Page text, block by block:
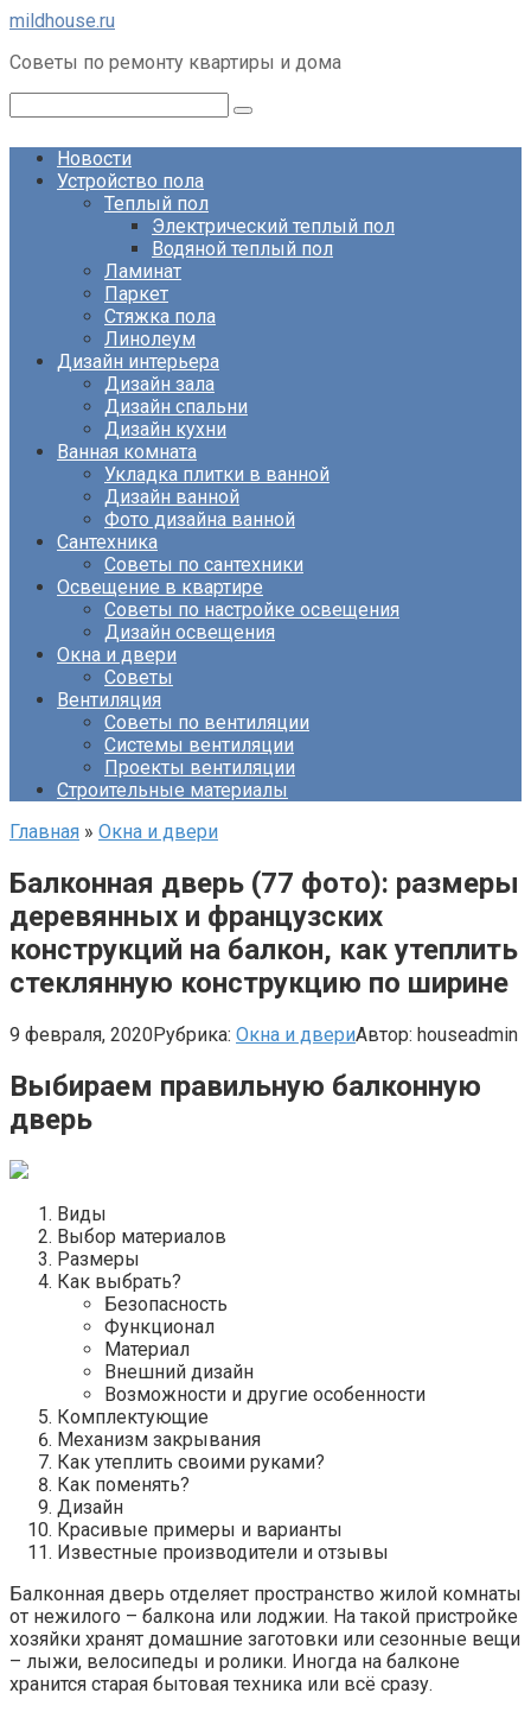
Перейти
контенту
mildhouse.ru
Советы по ремонту квартиры и дома
Новости
Устройство пола
Теплый пол
Электрический теплый пол
Водяной теплый пол
Ламинат
Паркет
Стяжка пола
Линолеум
Дизайн интерьера
Дизайн зала
Дизайн спальни
Дизайн кухни
Ванная комната
Укладка плитки в ванной
Дизайн ванной
Фото дизайна ванной
Сантехника
Советы по сантехники
Освещение в квартире
Советы по настройке освещения
Дизайн освещения
Окна и двери
Советы
Вентиляция
Советы по вентиляции
Системы вентиляции
Проекты вентиляции
Строительные материалы
Главная » Окна и двери
Балконная дверь (77 фото): размеры
деревянных и французских
конструкций на балкон, как утеплить
стеклянную конструкцию по ширине
9 февраля, 2020Рубрика: Окна и двериАвтор: houseadmin
Выбираем правильную балконную
дверь
Виды
Выбор материалов
Размеры
Как выбрать?
Безопасность
Функционал
Материал
Внешний дизайн
Возможности и другие особенности
Комплектующие
Механизм закрывания
Как утеплить своими руками?
Как поменять?
Дизайн
Красивые примеры и варианты
Известные производители и отзывы
Балконная дверь отделяет пространство жилой комнаты
от нежилого – балкона или лоджии. На такой пристройке
хозяйки хранят домашние заготовки или сезонные вещи
– лыжи, велосипеды и ролики. Иногда на балконе
хранится старая бытовая техника или всё сразу.